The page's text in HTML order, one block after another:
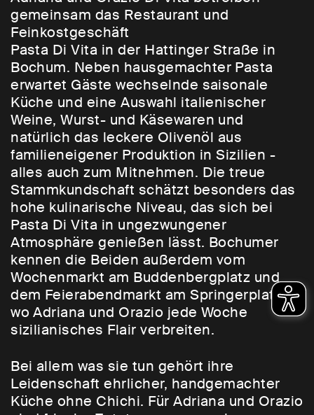
gemeinsam das Restaurant und
Feinkostgeschäft
Pasta Di Vita in der Hattinger Straße in
Bochum. Neben hausgemachter Pasta
erwartet Gäste wechselnde saisonale
Küche und eine Auswahl italienischer
Weine, Wurst- und Käsewaren und
natürlich das leckere Olivenöl aus
familieneigener Produktion in Sizilien -
alles auch zum Mitnehmen. Die treue
Stammkundschaft schätzt besonders das
hohe kulinarische Niveau, das sich bei
Pasta Di Vita in ungezwungener
Atmosphäre genießen lässt. Bochumer
kennen die Beiden außerdem vom
Wochenmarkt am Buddenbergplatz und
dem Feierabendmarkt am Springerplatz,
wo Adriana und Orazio jede Woche
sizilianisches Flair verbreiten.
Bei allem was sie tun gehört ihre
Leidenschaft ehrlicher, handgemachter
Küche ohne Chichi. Für Adriana und Orazio